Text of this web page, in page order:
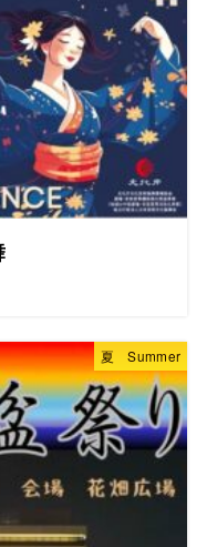
夏 Summer